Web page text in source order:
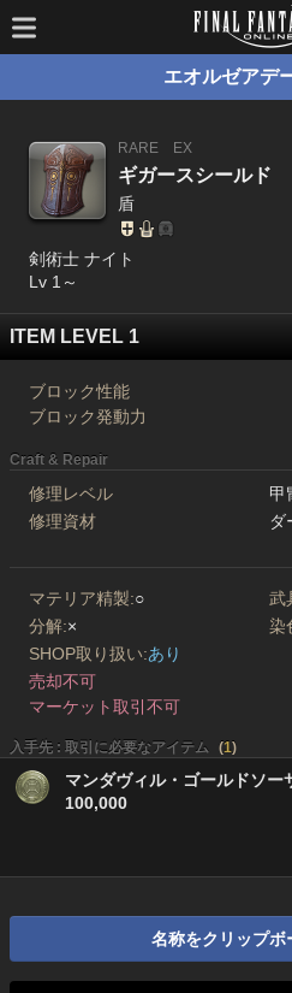
エオルゼアデ
RARE
EX
ギガースシールド
盾
剣術士 ナイト
Lv 1～
ITEM LEVEL 1
ブロック性能
ブロック発動力
Craft & Repair
修理レベル
甲
修理資材
ダ
マテリア精製:○ 武
分解:× 染
SHOP取り扱い:あり
売却不可
マーケット取引不可
入手先 : 取引に必要なアイテム (1)
マンダヴィル・ゴールドソー
100,000
名称をクリップボ